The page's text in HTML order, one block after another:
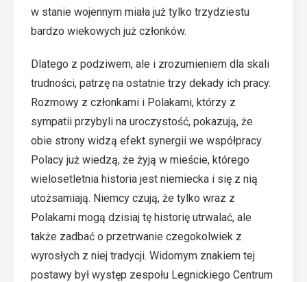
w stanie wojennym miała już tylko trzydziestu
bardzo wiekowych już członków.
Dlatego z podziwem, ale i zrozumieniem dla skali
trudności, patrzę na ostatnie trzy dekady ich pracy.
Rozmowy z członkami i Polakami, którzy z
sympatii przybyli na uroczystość, pokazują, że
obie strony widzą efekt synergii we współpracy.
Polacy już wiedzą, że żyją w mieście, którego
wielosetletnia historia jest niemiecka i się z nią
utożsamiają. Niemcy czują, że tylko wraz z
Polakami mogą dzisiaj tę historię utrwalać, ale
także zadbać o przetrwanie czegokolwiek z
wyrosłych z niej tradycji. Widomym znakiem tej
postawy był występ zespołu Legnickiego Centrum